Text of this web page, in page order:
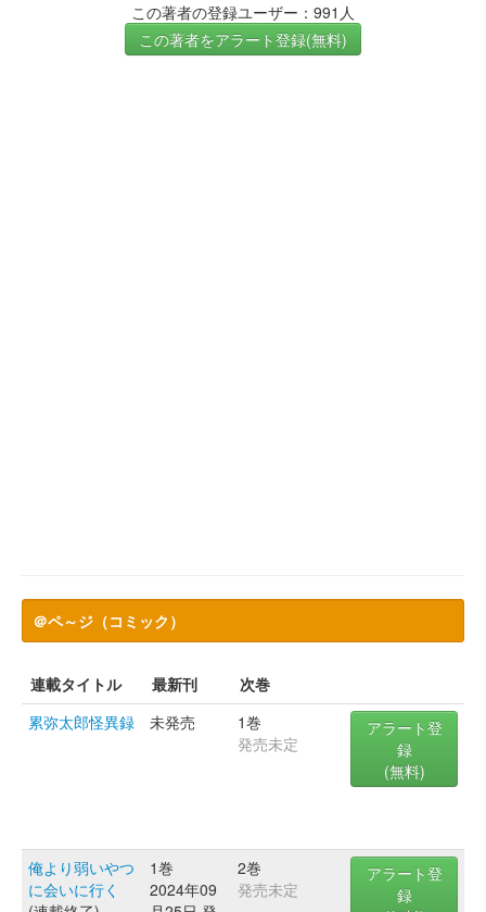
この著者の登録ユーザー：991人
この著者をアラート登録(無料)
＠ペ～ジ（コミック）
連載タイトル 最新刊
次巻
累弥太郎怪異録
未発売
1巻
発売未定
アラート登
録
(無料)
俺より弱いやつ
に会いに行く
1巻
2024年09
2巻
発売未定
アラート登
録